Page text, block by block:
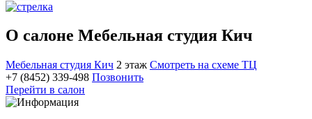
О салоне Мебельная студия Кич
Мебельная студия Кич 2 этаж Смотреть на схеме ТЦ
+7 (8452) 339-498 Позвонить
Перейти в салон